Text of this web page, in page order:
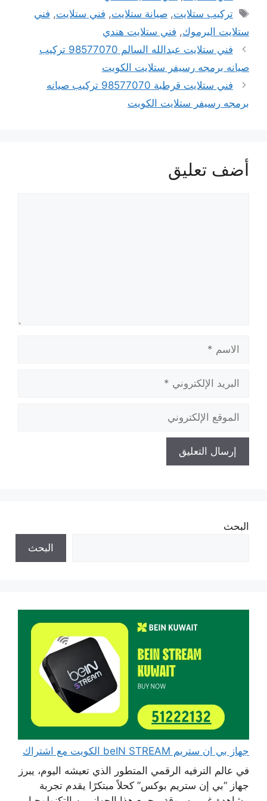
الوسوم
تركيب ستلايت,صيانة ستلايت, فني ستلايت, فني
ستلايت اليرموك, فني ستلايت هندي
فني ستلايت عبدالله السالم 98577070 تركيب
صيانه برمجه رسيفر ستلايت الكويت
فني ستلايت قرطبة 98577070 تركيب صيانه
برمجه رسيفر ستلايت الكويت
أضف تعليق
الإلكتروني
الإلكتروني
البحث
البحث
جهاز بي ان ستريم beIN STREAM الكويت مع اشتراك
في عالم الترفيه الرقمي المتطور الذي تعيشه اليوم، يبرز
جهاز “بي إن ستريم بوكس” كحلاً مبتكرًا يقدم تجربة